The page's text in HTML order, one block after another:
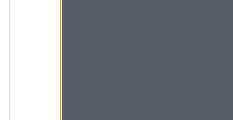
με το Ομάν για τις
της διαδρομής μέσω
του Ορμούζ
των 82.400 νέων
Energy: Συγκρίσιμα EBITDA
στο εξάμηνο – Στα 393 εκατ.